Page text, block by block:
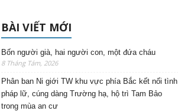
BÀI VIẾT MỚI
Bốn người già, hai người con, một đứa cháu
8 Tháng Tám, 2026
Phân ban Ni giới TW khu vực phía Bắc kết nối tình
pháp lữ, cúng dàng Trường hạ, hộ trì Tam Bảo
trong mùa an cư